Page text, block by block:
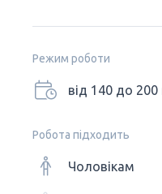
Режим роботи
від 140 до 200
Робота підходить
Чоловікам